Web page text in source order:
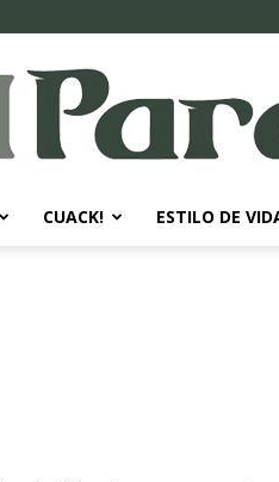
CUACK! ESTILO DE